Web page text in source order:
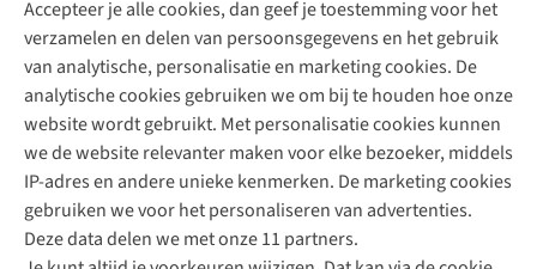
Accepteer je alle cookies, dan geef je toestemming voor het
verzamelen en delen van persoonsgegevens en het gebruik
van analytische, personalisatie en marketing cookies. De
analytische cookies gebruiken we om bij te houden hoe onze
website wordt gebruikt. Met personalisatie cookies kunnen
we de website relevanter maken voor elke bezoeker, middels
IP-adres en andere unieke kenmerken. De marketing cookies
gebruiken we voor het personaliseren van advertenties.
Deze data delen we met onze 11 partners.
+31 (0)85 888 50 88
+31 6 12 28 49 80
Contactformulier